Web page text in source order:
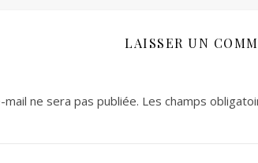
LAISSER UN
ne sera pas publiée. Les champs